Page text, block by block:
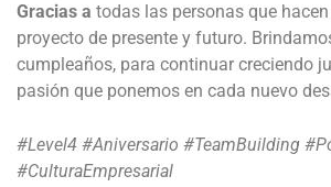
Gracias a todas las personas que
proyecto de presente y futuro.
cumpleaños, para continuar creciendo
pasión que ponemos en cada nuevo
#Level4 #Aniversario #TeamBuilding
#CulturaEmpresarial